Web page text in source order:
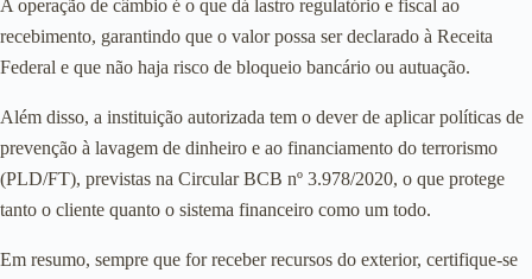
A operação de câmbio é o que dá lastro regulatório e fiscal ao
recebimento, garantindo que o valor possa ser declarado à Receita
Federal e que não haja risco de bloqueio bancário ou autuação.
Além disso, a instituição autorizada tem o dever de aplicar políticas de
prevenção à lavagem de dinheiro e ao financiamento do terrorismo
(PLD/FT), previstas na Circular BCB nº 3.978/2020, o que protege
tanto o cliente quanto o sistema financeiro como um todo.
Em resumo, sempre que for receber recursos do exterior, certifique-se